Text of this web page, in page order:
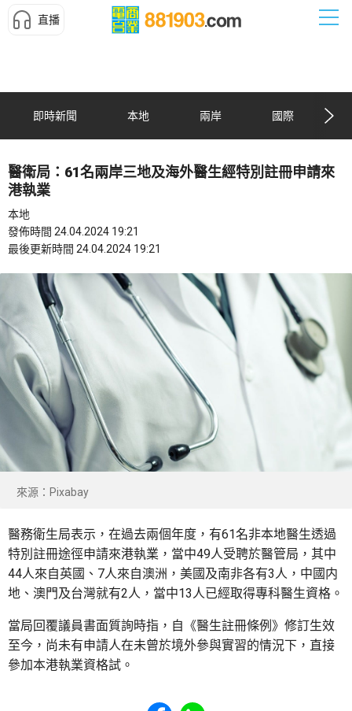
直播
即時新聞 本地 兩岸 國際
醫衛局：61名兩岸三地及海外醫生經特別註冊申請來
港執業
本地
發佈時間 24.04.2024 19:21
最後更新時間 24.04.2024 19:21
來源：Pixabay
醫務衛生局表示，在過去兩個年度，有61名非本地醫生透過
特別註冊途徑申請來港執業，當中49人受聘於醫管局，其中
44人來自英國、7人來自澳洲，美國及南非各有3人，中國内
地、澳門及台灣就有2人，當中13人已經取得專科醫生資格。
當局回覆議員書面質詢時指，自《醫生註冊條例》修訂生效
至今，尚未有申請人在未曾於境外參與實習的情況下，直接
參加本港執業資格試。
Share to Facebook
Share to WhatsApp